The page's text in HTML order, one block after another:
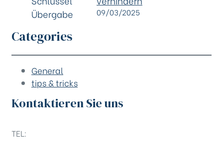
09/03/2025
Categories
General
tips & tricks
Kontaktieren Sie uns
TEL: